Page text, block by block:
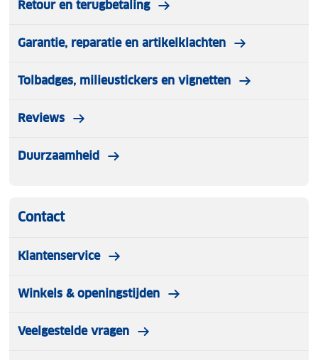
Retour en terugbetaling
Garantie, reparatie en artikelklachten
Tolbadges, milieustickers en vignetten
Reviews
Duurzaamheid
Contact
Klantenservice
Winkels & openingstijden
Veelgestelde vragen